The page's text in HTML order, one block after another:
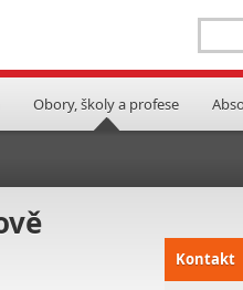
Obory, školy a profese
Kontakt